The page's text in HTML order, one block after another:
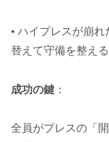
• ハイプレスが崩
替えて守備を整え
成功の鍵 ：
全員がプレスの「